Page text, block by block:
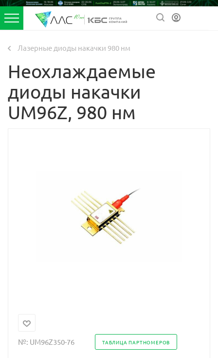
Лазерные диоды накачки 980 нм
Неохлаждаемые
диоды накачки
UM96Z, 980 нм
№: UM96Z350-76 ТАБЛИЦА ПАРТНОМЕРОВ